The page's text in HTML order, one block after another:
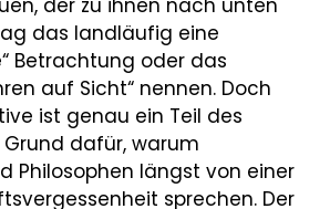
der zu ihnen nach unten
das landläufig eine
Betrachtung oder das
auf Sicht“ nennen. Doch
ist genau ein Teil des
dafür, warum
Philosophen längst von einer
sprechen. Der